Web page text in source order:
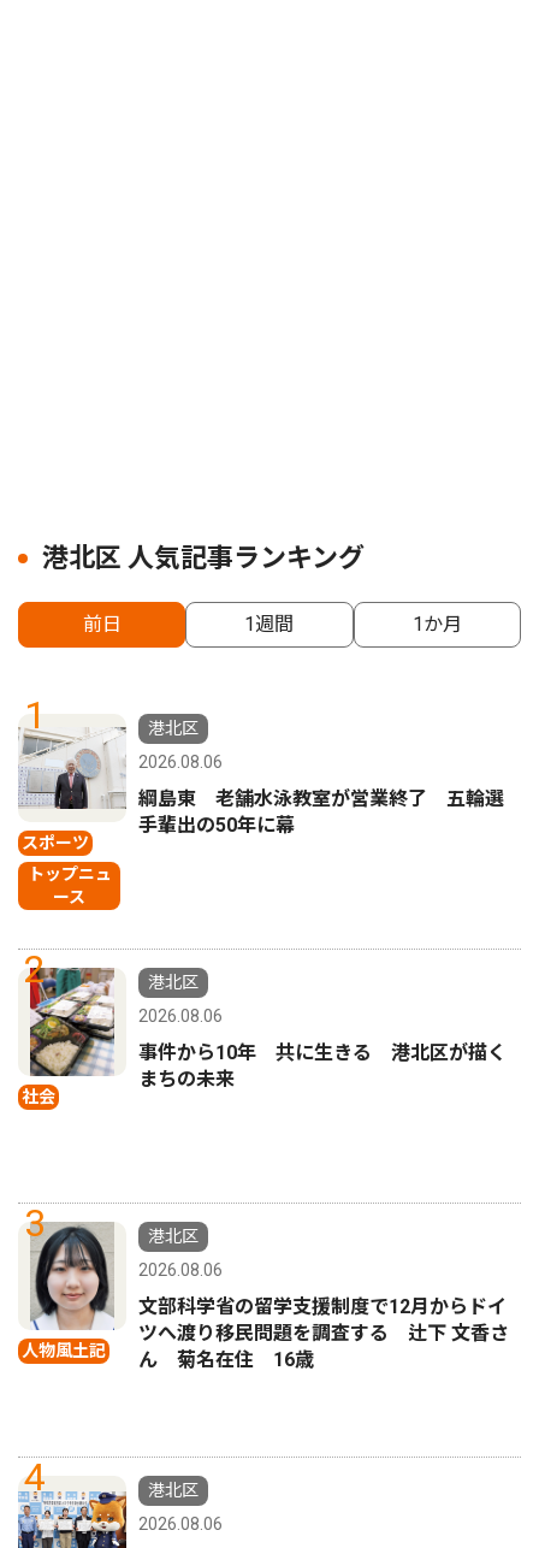
港北区 人気記事ランキング
前日 1週間 1か月
1
スポーツ
トップニュ
ース
港北区
2026.08.06
綱島東 老舗水泳教室が営業終了 五輪選
手輩出の50年に幕
2
社会
港北区
2026.08.06
事件から10年 共に生きる 港北区が描く
まちの未来
3
人物風土記
港北区
2026.08.06
文部科学省の留学支援制度で12月からドイ
ツへ渡り移民問題を調査する 辻下 文香さ
ん 菊名在住 16歳
4
港北区
2026.08.06